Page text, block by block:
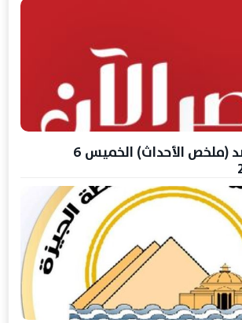
"مصر الآن " يرصد (ملخص الأحداث) الخميس 6